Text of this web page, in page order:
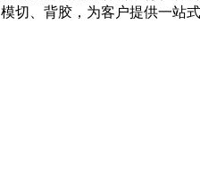
切、背胶，为客户提供一站